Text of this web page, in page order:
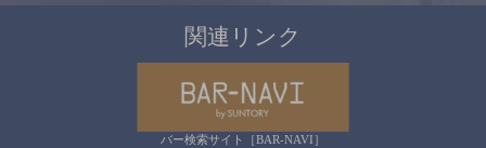
関連リンク
バー検索サイト［BAR-NAVI］